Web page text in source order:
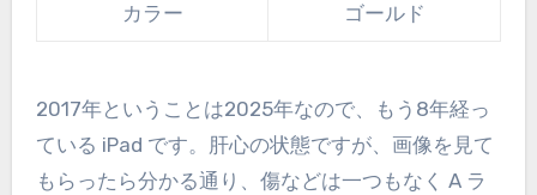
カラー ゴールド
2017年ということは2025年なので、もう8年経っ
ている iPad です。肝心の状態ですが、画像を見て
もらったら分かる通り、傷などは一つもなく A ラ